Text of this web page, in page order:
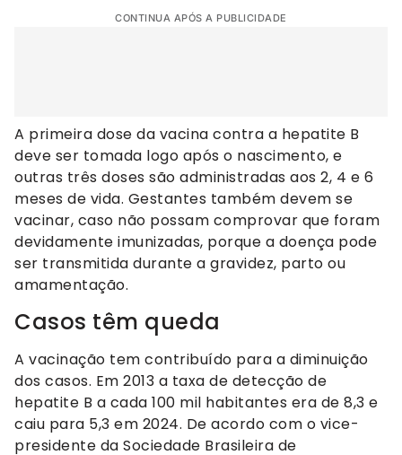
CONTINUA APÓS A PUBLICIDADE
A primeira dose da vacina contra a hepatite B
deve ser tomada logo após o nascimento, e
outras três doses são administradas aos 2, 4 e 6
meses de vida. Gestantes também devem se
vacinar, caso não possam comprovar que foram
devidamente imunizadas, porque a doença pode
ser transmitida durante a gravidez, parto ou
amamentação.
Casos têm queda
A vacinação tem contribuído para a diminuição
dos casos. Em 2013 a taxa de detecção de
hepatite B a cada 100 mil habitantes era de 8,3 e
caiu para 5,3 em 2024. De acordo com o vice-
presidente da Sociedade Brasileira de